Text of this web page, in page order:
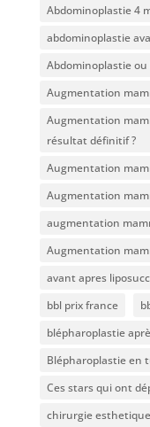
Abdominoplastie 4
abdominoplastie
Abdominoplastie ou
Augmentation
Augmentation
résultat définitif ?
Augmentation
Augmentation
augmentation
Augmentation
avant apres
bbl prix france
blépharoplastie
Blépharoplastie en
Ces stars qui ont
chirurgie